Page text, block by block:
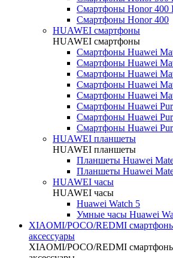
Смартфоны Honor 400
Смартфоны Honor 400
HUAWEI cмартфоны
HUAWEI cмартфоны
Смартфоны Huawei
Смартфоны Huawei
Смартфоны Huawei
Смартфоны Huawei
Смартфоны Huawei
Смартфоны Huawei
Смартфоны Huawei
Смартфоны Huawei
HUAWEI планшеты
HUAWEI планшеты
Планшеты Huawei
Планшеты Huawei
HUAWEI часы
HUAWEI часы
Huawei Watch 5
Умные часы Huawei
XIAOMI/POCO/REDMI
аксессуары
XIAOMI/POCO/REDMI